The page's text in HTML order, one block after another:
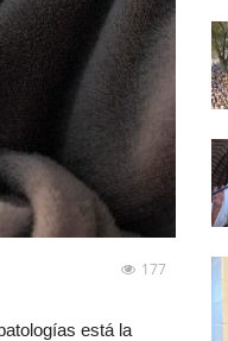
177
está la